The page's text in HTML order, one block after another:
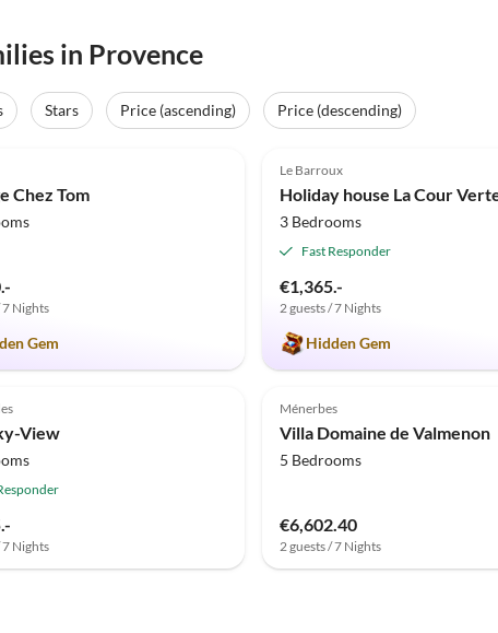
in Provence
Stars Price (ascending) Price (descending)
Chez Tom
7 Nights
Gem
Le Barroux
Holiday house La Cour
3 Bedrooms
Fast Responder
€1,365.-
2 guests / 7 Nights
Hidden Gem
View
7 Nights
Ménerbes
Villa Domaine de Valmenon
5 Bedrooms
€6,602.40
2 guests / 7 Nights